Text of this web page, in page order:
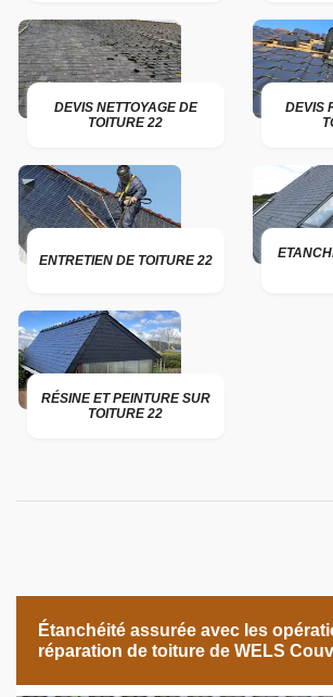
DEVIS NETTOYAGE DE
TOITURE 22
DEVIS
ENTRETIEN DE TOITURE 22
RÉSINE ET PEINTURE SUR
TOITURE 22
Étanchéité assurée avec les
réparation de toiture de WELS